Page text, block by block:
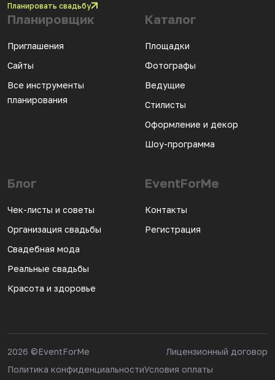
Планировать свадьбу
Планировщик
Приглашения
Сайты
Все инструменты
планирования
Каталог
Площадки
Фотографы
Ведущие
Стилисты
Оформление и декор
Шоу-программа
Блог
Чек-листы и советы
Организация свадьбы
Свадебная мода
Реальные свадьбы
Красота и здоровье
EventForMe
Контакты
Регистрация
2026 ©EventForMe
Лицензионный договор
Политика конфиденциальностиУсловия оплаты